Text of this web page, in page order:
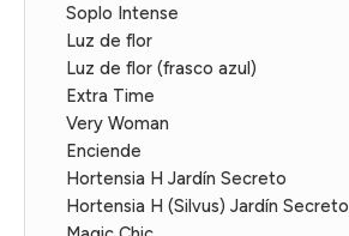
Soplo Intense
Luz de flor
Luz de flor (frasco azul)
Extra Time
Very Woman
Enciende
Hortensia H Jardín Secreto
Hortensia H (Silvus) Jardín Secreto